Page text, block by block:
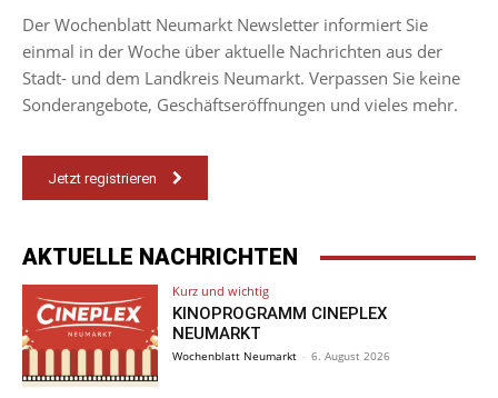
Der Wochenblatt Neumarkt Newsletter informiert Sie
einmal in der Woche über aktuelle Nachrichten aus der
Stadt- und dem Landkreis Neumarkt. Verpassen Sie keine
Sonderangebote, Geschäftseröffnungen und vieles mehr.
Jetzt registrieren
AKTUELLE NACHRICHTEN
Kurz und wichtig
KINOPROGRAMM CINEPLEX
NEUMARKT
Wochenblatt Neumarkt - 6. August 2026